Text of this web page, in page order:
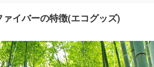
イバーの特徴(エコグッズ)